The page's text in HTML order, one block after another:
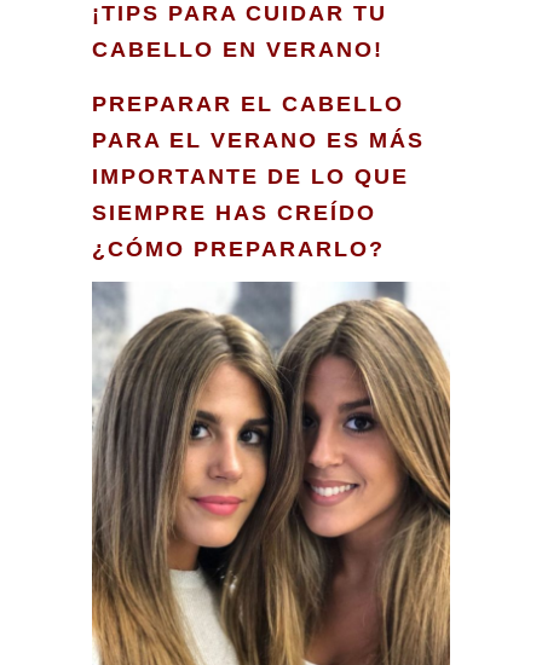
¡TIPS PARA CUIDAR TU
CABELLO EN VERANO!
PREPARAR EL CABELLO
PARA EL VERANO ES MÁS
IMPORTANTE DE LO QUE
SIEMPRE HAS CREÍDO
¿CÓMO PREPARARLO?